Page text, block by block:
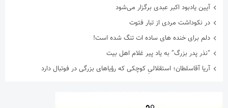
آیین یادبود اکبر عبدی برگزار می‌شود
در نکوداشت مردی از تبار فتوت
دلم برای خنده های ساده ات تنگ شده است!
“نذر پدر بزرگ” به یاد پیر غلام اهل بیت
آریا آقاسلطان؛ استقلالیِ کوچکی که رؤیاهای بزرگی در فوتبال دارد